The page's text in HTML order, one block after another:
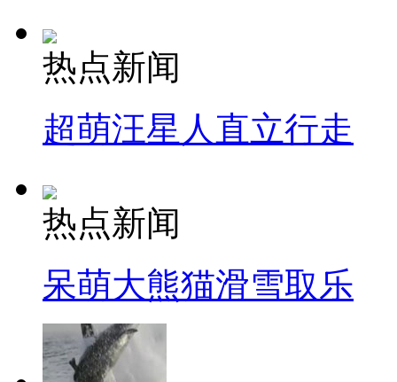
热点新闻
超萌汪星人直立行走
热点新闻
呆萌大熊猫滑雪取乐